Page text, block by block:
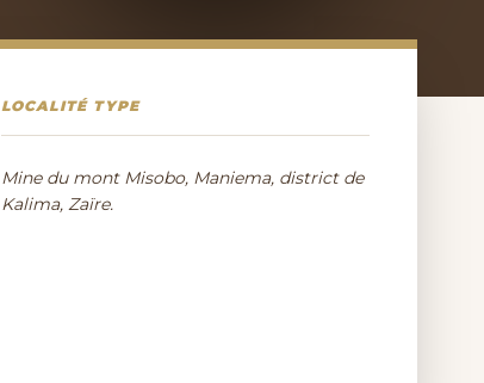
LOCALITÉ TYPE
Mine du mont Misobo, Maniema, district de
Kalima, Zaïre.